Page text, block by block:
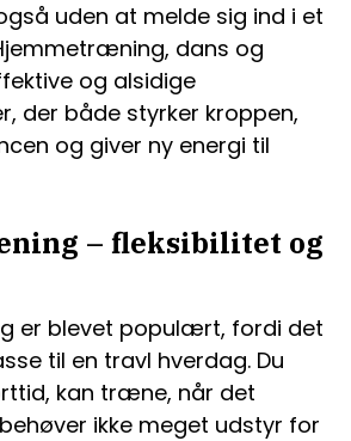
uden at melde sig ind i et
dans og
og alsidige
der både styrker kroppen,
og giver ny energi til
– fleksibilitet og
er blevet populært, fordi det
til en travl hverdag. Du
kan træne, når det
ikke meget udstyr for